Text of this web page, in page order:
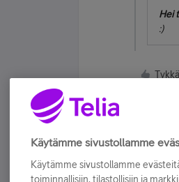
Hei
:)
Käytämme sivustollamme
Käytämme sivustollamme
toiminnallisiin, tilastollisiin ja